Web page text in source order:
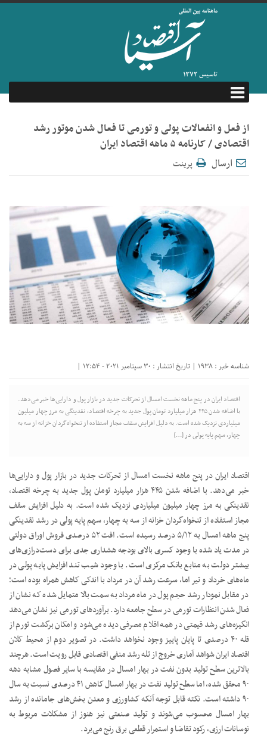
از فعل و انفعالات پولی و تورمی تا فعال شدن موتور رشد
اقتصادی / کارنامه ۵ ماهه اقتصاد ایران
ارسال
پرینت
شناسه خبر : 1938 | تاریخ انتشار : 30 سپتامبر 2021 - 12:54 |
اقتصاد ایران در پنج ماهه نخست امسال از تحرکات جدید در بازار پول و دارایی‌ها خبر می‌دهد.
با اضافه شدن ۴۴۵ هزار میلیارد تومان پول جدید به چرخه اقتصاد، نقدینگی به مرز چهار میلیون
میلیاردی نزدیک شده است. به دلیل افزایش سقف مجاز استفاده از تنخواه‌گردان خزانه از سه به
چهار، سهم پایه پولی در […]
اقتصاد ایران در پنج ماهه نخست امسال از تحرکات جدید در بازار پول و دارایی‌ها
خبر می‌دهد. با اضافه شدن ۴۴۵ هزار میلیارد تومان پول جدید به چرخه اقتصاد،
نقدینگی به مرز چهار میلیون میلیاردی نزدیک شده است. به دلیل افزایش سقف
مجاز استفاده از تنخواه‌گردان خزانه از سه به چهار، سهم پایه پولی در رشد نقدینگی
پنج ماهه امسال به ۵/۱۲ درصد رسیده است. افت ۵۲ درصدی فروش اوراق دولتی
در مدت یاد شده با وجود کسری بالای بودجه هشداری جدی برای دست‌درازی‌های
بیشتر دولت به منابع بانک مرکزی است. با وجود شیب تند افزایش پایه پولی در
ماه‌های خرداد و تیر اما، سرعت رشد آن در مرداد با اندکی کاهش همراه بوده است؛
در مقابل نمودار رشد حجم پول در ماه مرداد به سمت بالا متمایل شده که نشان از
فعال شدن انتظارات تورمی در سطح جامعه دارد. برآوردهای تورمی نیز نشان می‌دهد
انگیزه‌های رشد قیمتی در همه اقلام مصرفی دیده می‌شود و امکان برگشت تورم از
قله ۴۰ درصدی تا پایان پاییز وجود نخواهد داشت. در تصویر دوم از محیط کلان
اقتصاد ایران شواهد آماری خروج از تله رشد منفی اقتصادی قابل رویت است. هرچند
بالاترین سطح تولید بدون نفت در بهار امسال در مقایسه با سایر فصول مشابه دهه
۹۰ محقق شده، اما سطح تولید نفت در بهار امسال کاهش ۴۱ درصدی نسبت به سال
۹۰ داشته است. نکته قابل توجه آنکه کشاورزی و معدن بخش‌های جامانده از رشد
بهار امسال محسوب می‌شوند و تولید صنعتی نیز هنوز از مشکلات مربوط به
نوسانات ارزی، رکود تقاضا و استمرار قطعی برق رنج می‌برد.